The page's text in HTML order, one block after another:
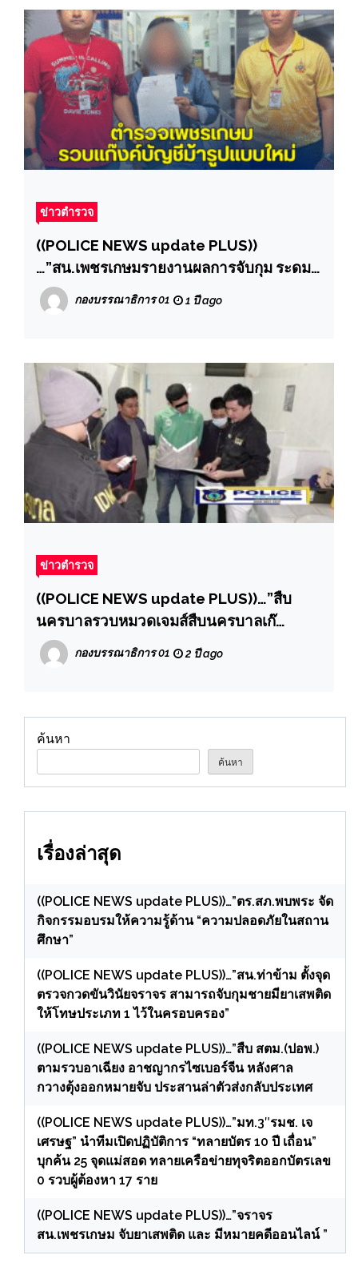
ข่าวตำรวจ
((POLICE NEWS update PLUS))
…”สน.เพชรเกษมรายงานผลการจับกุม ระดม
กวาดล้างอาชญากรรมระหว่างวันที่ 14 – 20
มิ.ย.2568
กองบรรณาธิการ 01 1 ปี ago
ข่าวตำรวจ
((POLICE NEWS update PLUS))…”สืบ
นครบาลรวบหมวดเจมส์สืบนครบาลเก๊
กรรโชกทรัพย์ พร้อมอาวุธปืน 9 มม. ลูกปืน 12
นัด สืบนครบาลเก๊ เหลนเจ้าพระยา” แสบ ก่อ
กองบรรณาธิการ 01 2 ปี ago
ค้นหา
ค้นหา
เรื่องล่าสุด
((POLICE NEWS update PLUS))…”ตร.สภ.พบพระ จัด
กิจกรรมอบรมให้ความรู้ด้าน “ความปลอดภัยในสถาน
ศึกษา”
((POLICE NEWS update PLUS))…”สน.ท่าข้าม ตั้งจุด
ตรวจกวดขันวินัยจราจร สามารถจับกุมชายมียาเสพติด
ให้โทษประเภท 1 ไว้ในครอบครอง”
((POLICE NEWS update PLUS))…”สืบ สตม.(ปอพ.)
ตามรวบอาเฉียง อาชญากรไซเบอร์จีน หลังศาล
กวางตุ้งออกหมายจับ ประสานล่าตัวส่งกลับประเทศ
((POLICE NEWS update PLUS))…”มท.3″รมช. เจ
เศรษฐ” นำทีมเปิดปฏิบัติการ “ทลายบัตร 10 ปี เถื่อน”
บุกค้น 25 จุดแม่สอด ทลายเครือข่ายทุจริตออกบัตรเลข
0 รวบผู้ต้องหา 17 ราย
((POLICE NEWS update PLUS))…”จราจร
สน.เพชรเกษม จับยาเสพติด และ มีหมายคดีออนไลน์ ”